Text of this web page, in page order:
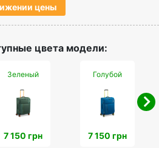
цены
цвета модели:
Зеленый
7 150 грн
Голубой
7 150 грн